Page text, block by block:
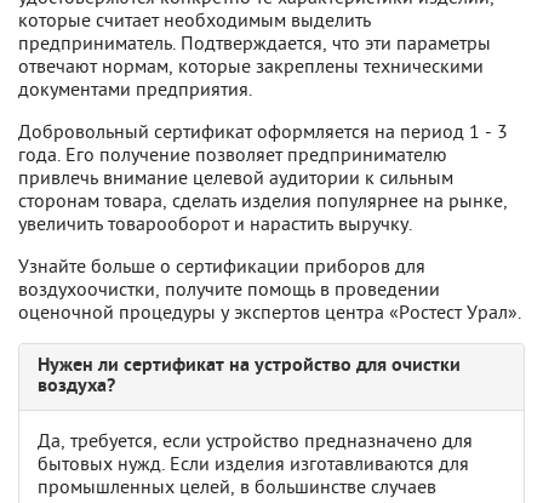
которые считает необходимым выделить
предприниматель. Подтверждается, что эти параметры
отвечают нормам, которые закреплены техническими
документами предприятия.
Добровольный сертификат оформляется на период 1 - 3
года. Его получение позволяет предпринимателю
привлечь внимание целевой аудитории к сильным
сторонам товара, сделать изделия популярнее на рынке,
увеличить товарооборот и нарастить выручку.
Узнайте больше о сертификации приборов для
воздухоочистки, получите помощь в проведении
оценочной процедуры у экспертов центра «Ростест Урал».
Нужен ли сертификат на устройство для очистки
воздуха?
Да, требуется, если устройство предназначено для
бытовых нужд. Если изделия изготавливаются для
промышленных целей, в большинстве случаев